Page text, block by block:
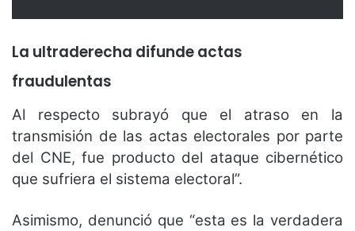
La ultraderecha difunde actas
fraudulentas
Al respecto subrayó que el atraso en la
transmisión de las actas electorales por parte
del CNE, fue producto del ataque cibernético
que sufriera el sistema electoral”.
Asimismo, denunció que “esta es la verdadera